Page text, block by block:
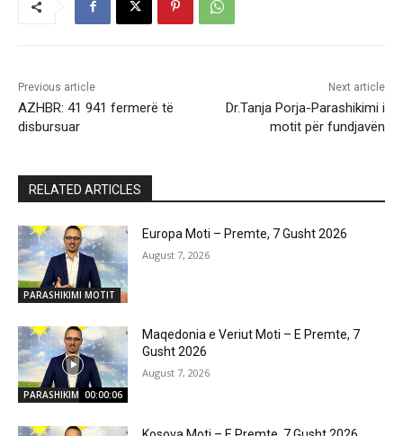
Previous article
AZHBR: 41 941 fermerë të
disbursuar
Next article
Dr.Tanja Porja-Parashikimi i
motit për fundjavën
RELATED ARTICLES
PARASHIKIMI MOTIT
Europa Moti – Premte, 7 Gusht 2026
August 7, 2026
PARASHIKIMI MOTIT
00:00:06
Maqedonia e Veriut Moti – E Premte, 7
Gusht 2026
August 7, 2026